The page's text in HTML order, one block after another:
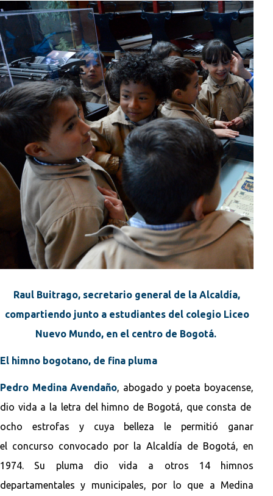
Raul Buitrago, secretario general de la Alcaldía,
compartiendo junto a estudiantes del colegio Liceo
Nuevo Mundo, en el centro de Bogotá.
El himno bogotano, de fina pluma
Pedro Medina Avendaño, abogado y poeta boyacense,
dio vida a la letra del himno de Bogotá, que consta de
ocho estrofas y cuya belleza le permitió ganar
el concurso convocado por la Alcaldía de Bogotá, en
1974. Su pluma dio vida a otros 14 himnos
departamentales y municipales, por lo que a Medina